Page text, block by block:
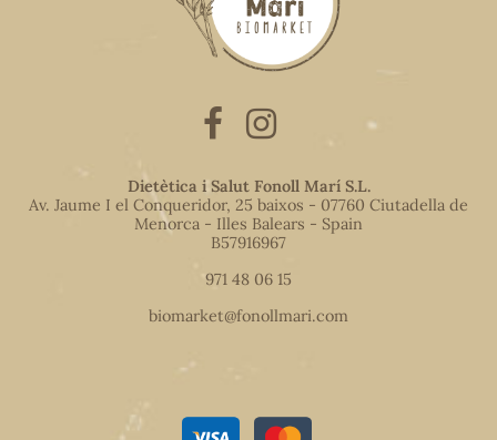
Dietètica i Salut Fonoll Marí S.L.
Av. Jaume I el Conqueridor, 25 baixos - 07760 Ciutadella de
Menorca - Illes Balears - Spain
B57916967
971 48 06 15
biomarket@fonollmari.com